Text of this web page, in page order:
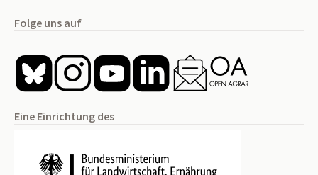
Folge uns auf
Eine Einrichtung des